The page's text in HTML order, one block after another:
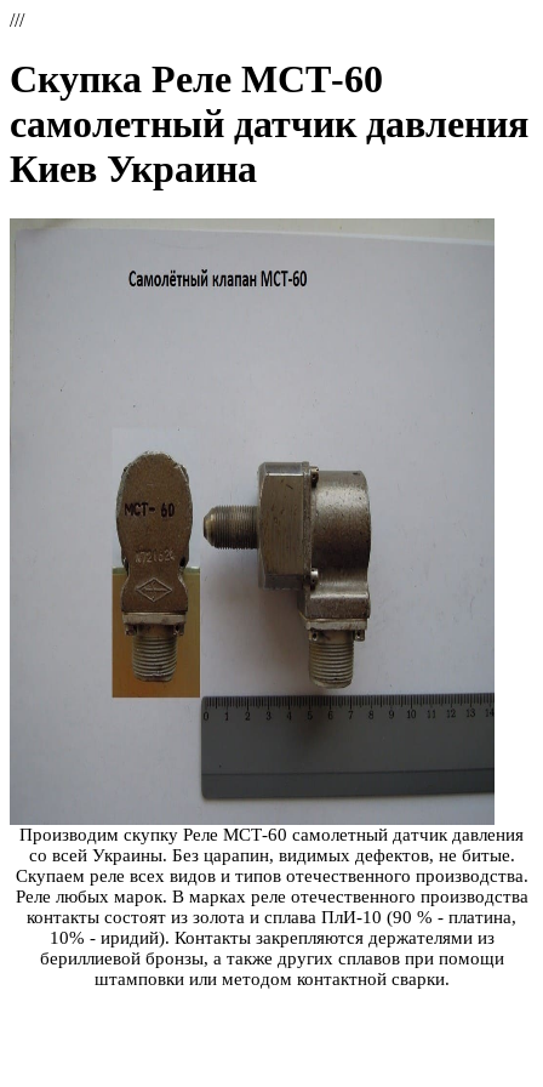
///
Скупка Реле МСТ-60
самолетный датчик давления
Киев Украина
Производим скупку Реле МСТ-60 самолетный датчик давления
со всей Украины. Без царапин, видимых дефектов, не битые.
Скупаем реле всех видов и типов отечественного производства.
Реле любых марок. В марках реле отечественного производства
контакты состоят из золота и сплава ПлИ-10 (90 % - платина,
10% - иридий). Контакты закрепляются держателями из
бериллиевой бронзы, а также других сплавов при помощи
штамповки или методом контактной сварки.